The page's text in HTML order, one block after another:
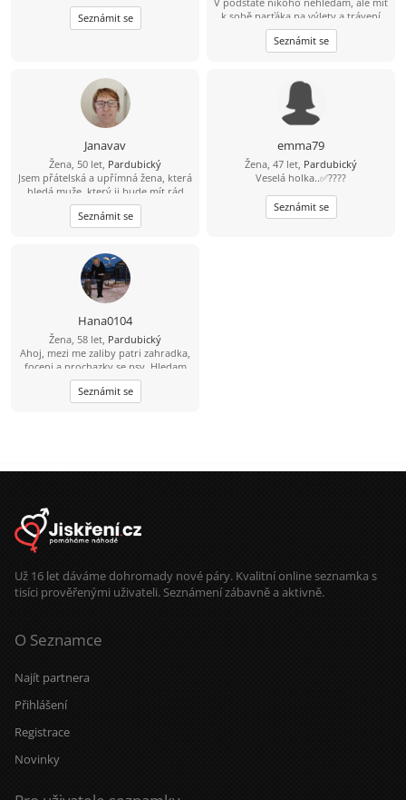
Seznámit se
k sobě parťáka na výlety a trávení
společného času, není k zahození.
Seznámit se
Janavav
Žena, 50 let, Pardubický
Jsem přátelská a upřímná žena, která
hledá muže, který ji bude mít rád
takovou, jaká je
Seznámit se
emma79
Žena, 47 let, Pardubický
Veselá holka..✅????
Seznámit se
Hana0104
Žena, 58 let, Pardubický
Ahoj, mezi me zaliby patri zahradka,
foceni a prochazky se psy. Hledam
aktivniho cloveka, ktery se mnou
bude rad travit cas nejen venku, ale i
pri klidnych vecerech.
Seznámit se
Už 16 let dáváme dohromady nové páry. Kvalitní online seznamka s
tisíci prověřenými uživateli. Seznámení zábavně a aktivně.
O Seznamce
Najít partnera
Přihlášení
Registrace
Novinky